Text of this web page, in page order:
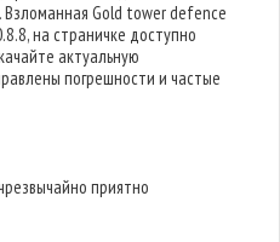
Gold tower defence
на страничке доступно
актуальную
погрешности и частые
приятно